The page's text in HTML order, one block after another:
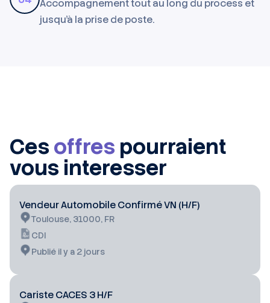
Accompagnement tout au long du process et
jusqu'à la prise de poste.
Cesoffres pourraient
vous interesser
Vendeur Automobile Confirmé VN (H/F)
Toulouse, 31000, FR
CDI
Publié il y a 2 jours
Cariste CACES 3 H/F